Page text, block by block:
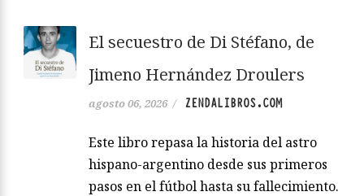
El secuestro de Di Stéfano, de
Jimeno Hernández Droulers
agosto 06, 2026 / ZENDALIBROS.COM
Este libro repasa la historia del astro
hispano-argentino desde sus primeros
pasos en el fútbol hasta su fallecimiento.